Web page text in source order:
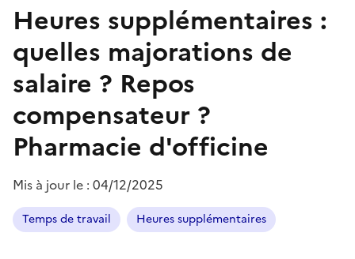
Heures supplémentaires :
quelles majorations de
salaire ? Repos
compensateur ?
Pharmacie d'officine
Mis à jour le : 04/12/2025
Temps de travail Heures supplémentaires